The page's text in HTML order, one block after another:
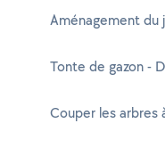
Aménagement du
Tonte de gazon -
Couper les arbres